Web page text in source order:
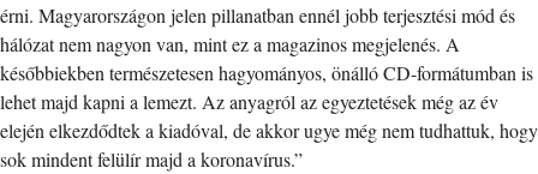
érni. Magyarországon jelen pillanatban ennél jobb terjesztési mód és
hálózat nem nagyon van, mint ez a magazinos megjelenés. A
későbbiekben természetesen hagyományos, önálló CD-formátumban is
lehet majd kapni a lemezt. Az anyagról az egyeztetések még az év
elején elkezdődtek a kiadóval, de akkor ugye még nem tudhattuk, hogy
sok mindent felülír majd a koronavírus.”